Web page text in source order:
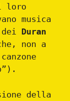
loro
musica
dei Duran
non a
della